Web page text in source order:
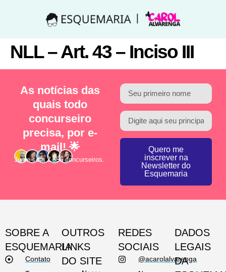
NLL – Art. 43 – Inciso III
As notícias das
quais todo
concurseiro
precisa, por e-
mail! 🌟
Junte-se a 2.856 concurseiros.
Quero me
inscrever na
Newsletter do
Esquemaria
SOBRE A
ESQUEMARIA
Contato
OUTROS
LINKS
DO SITE
REDES
SOCIAIS
@acarolalvarenga
DADOS
LEGAIS
DA